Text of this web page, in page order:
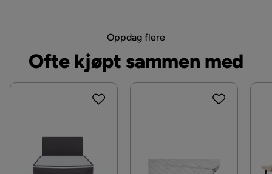
Fjæring springfjærmadrass Bonell
Regulerbar
Oppdag flere
Ofte kjøpt sammen med